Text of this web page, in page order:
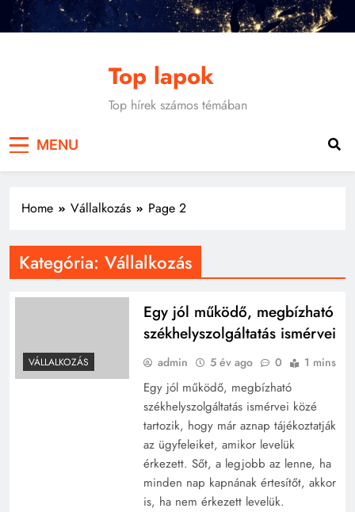
Skip
Top lapok
Top hírek számos témában
MENU
Home Vállalkozás Page 2
Kategória: Vállalkozás
VÁLLALKOZÁS
Egy jól működő, megbízható
székhelyszolgáltatás ismérvei
admin 5 év ago 0 1 mins
Egy jól működő, megbízható
székhelyszolgáltatás ismérvei közé
tartozik, hogy már aznap tájékoztatják
az ügyfeleiket, amikor levelük
érkezett. Sőt, a legjobb az lenne, ha
minden nap kapnának értesítőt, akkor
is, ha nem érkezett levelük.